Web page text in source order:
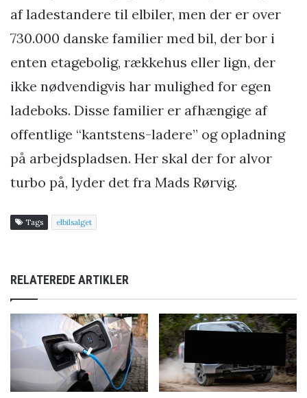
af ladestandere til elbiler, men der er over
730.000 danske familier med bil, der bor i
enten etagebolig, rækkehus eller lign, der
ikke nødvendigvis har mulighed for egen
ladeboks. Disse familier er afhængige af
offentlige “kantstens-ladere” og opladning
på arbejdspladsen. Her skal der for alvor
turbo på, lyder det fra Mads Rørvig.
Tags elbilsalget
RELATEREDE ARTIKLER